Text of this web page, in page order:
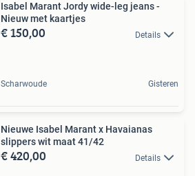
Isabel Marant Jordy wide-leg jeans -
Nieuw met kaartjes
€ 150,00 Details
Scharwoude Gisteren
Nieuwe Isabel Marant x Havaianas
slippers wit maat 41/42
€ 420,00 Details